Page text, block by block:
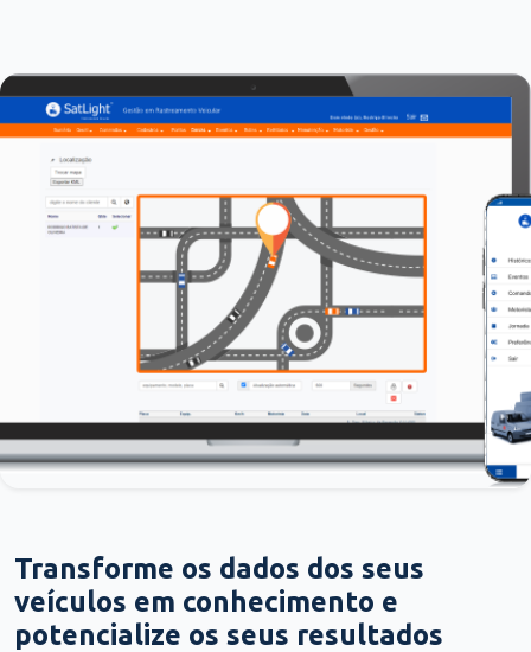
Transforme os dados dos seus
veículos em conhecimento e
potencialize os seus resultados